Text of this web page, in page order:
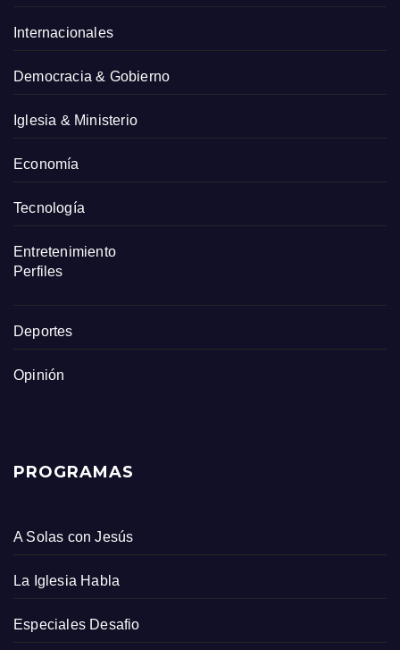
Internacionales
Democracia & Gobierno
Iglesia & Ministerio
Economía
Tecnología
Entretenimiento
Perfiles
Deportes
Opinión
PROGRAMAS
A Solas con Jesús
La Iglesia Habla
Especiales Desafio